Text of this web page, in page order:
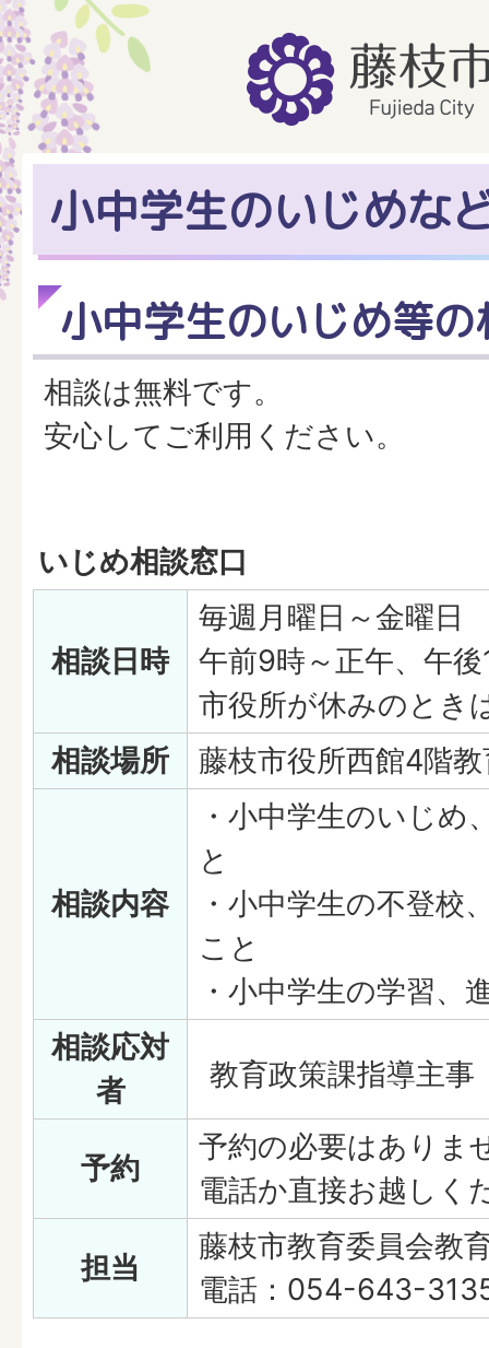
小中学生のいじめな
小中学生のいじめ等の
相談は無料です。
安心してご利用ください。
いじめ相談窓口
相談日時
毎週月曜日～金曜日
午前9時～正午、午
市役所が休みのとき
相談場所
藤枝市役所西館4階
相談内容
・小中学生のいじめ
と
・小中学生の不登校
こと
・小中学生の学習、
相談応対
者
教育政策課指導主事
予約
予約の必要はありま
電話か直接お越しく
担当
藤枝市教育委員会教
電話：054-643-